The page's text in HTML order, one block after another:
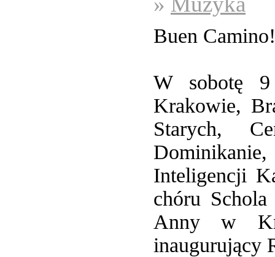
Buen Camino!
W sobotę
Krakowie,
Starych,
Inteligencji
chóru
Anny w
inaugurujący